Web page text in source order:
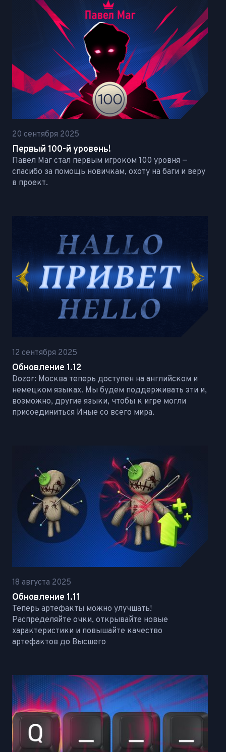
20 сентября 2025
Первый 100-й уровень!
Павел Маг стал первым игроком 100 уровня —
спасибо за помощь новичкам, охоту на баги и веру
в проект.
12 сентября 2025
Обновление 1.12
Dozor: Москва теперь доступен на английском и
немецком языках. Мы будем поддерживать эти и,
возможно, другие языки, чтобы к игре могли
присоединиться Иные со всего мира.
18 августа 2025
Обновление 1.11
Теперь артефакты можно улучшать!
Распределяйте очки, открывайте новые
характеристики и повышайте качество
артефактов до Высшего